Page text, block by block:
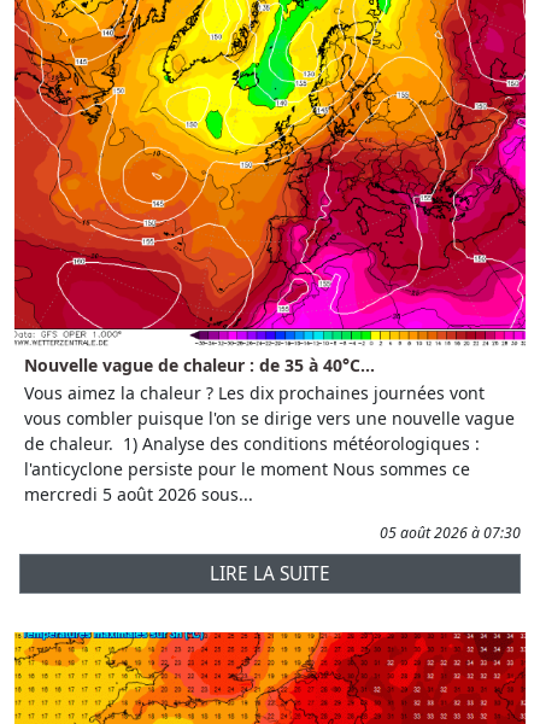
Nouvelle vague de chaleur : de 35 à 40°C...
Vous aimez la chaleur ? Les dix prochaines journées vont
vous combler puisque l'on se dirige vers une nouvelle vague
de chaleur. 1) Analyse des conditions météorologiques :
l'anticyclone persiste pour le moment Nous sommes ce
mercredi 5 août 2026 sous...
05 août 2026 à 07:30
LIRE LA SUITE